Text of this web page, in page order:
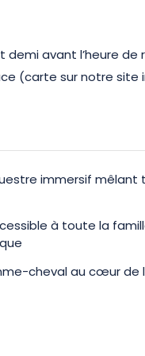
demi avant l’heure
(carte sur notre site
immersif
à toute la
cheval au cœur de